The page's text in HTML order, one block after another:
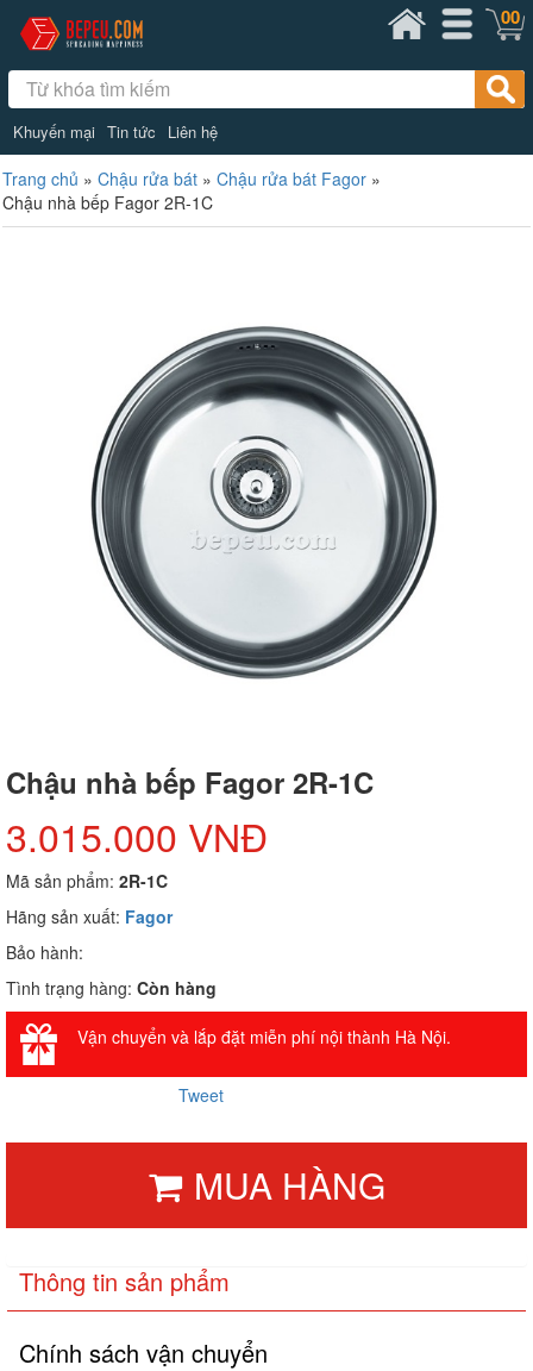
Khuyến mại Tin tức Liên hệ
00
Trang chủ » Chậu rửa bát » Chậu rửa bát Fagor »
Chậu nhà bếp Fagor 2R-1C
Chậu nhà bếp Fagor 2R-1C
3.015.000 VNĐ
Mã sản phẩm: 2R-1C
Hãng sản xuất: Fagor
Bảo hành:
Tình trạng hàng: Còn hàng
Vận chuyển và lắp đặt miễn phí nội thành Hà Nội.
Tweet
MUA HÀNG
Thông tin sản phẩm
Chính sách vận chuyển